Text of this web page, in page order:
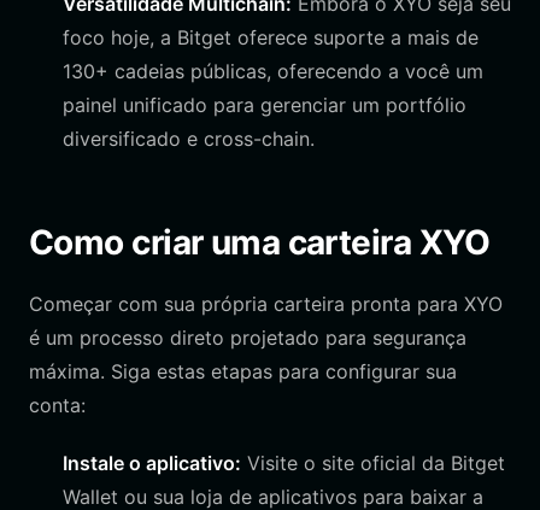
foco hoje, a Bitget oferece suporte a mais de
130+ cadeias públicas, oferecendo a você um
painel unificado para gerenciar um portfólio
diversificado e cross-chain.
Como criar uma carteira XYO
Começar com sua própria carteira pronta para XYO
é um processo direto projetado para segurança
máxima. Siga estas etapas para configurar sua
conta:
Instale o aplicativo: Visite o site oficial da Bitget
Wallet ou sua loja de aplicativos para baixar a